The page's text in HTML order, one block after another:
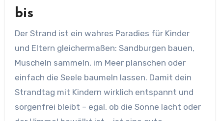
bis
Der Strand ist ein wahres Paradies für Kinder
und Eltern gleichermaßen: Sandburgen bauen,
Muscheln sammeln, im Meer planschen oder
einfach die Seele baumeln lassen. Damit dein
Strandtag mit Kindern wirklich entspannt und
sorgenfrei bleibt – egal, ob die Sonne lacht oder